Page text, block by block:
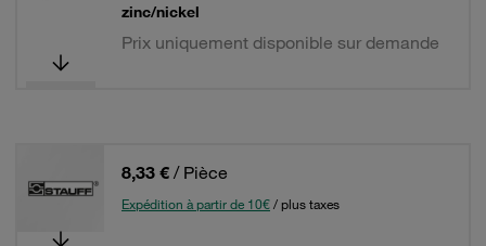
zinc/nickel
Prix uniquement disponible sur demande
8,33 € / Pièce
Expédition à partir de 10€/ plus taxes